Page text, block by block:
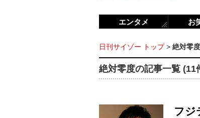
日刊サイゾー トップ> 絶対零度
絶対零度の記事一覧 (11
フジ
エンタメ お